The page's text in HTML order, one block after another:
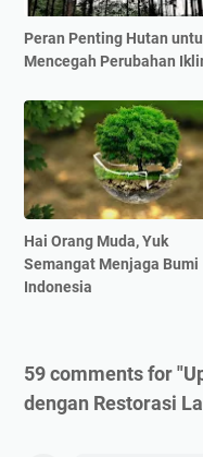
Peran Penting Hutan
Mencegah Perubahan
Hai Orang Muda, Yuk
Semangat Menjaga Bumi
Indonesia
59 comments for
dengan Restorasi